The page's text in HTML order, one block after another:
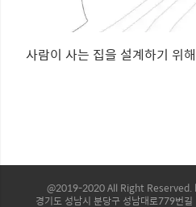
사람이 사는 집을 설계하기 위
@2019-2020 All Right Reserved.
경기도 성남시 분당구 성남대로779번